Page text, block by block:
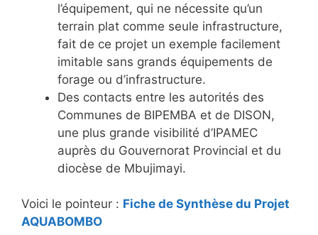
l’équipement, qui ne nécessite qu’un
terrain plat comme seule infrastructure,
fait de ce projet un exemple facilement
imitable sans grands équipements de
forage ou d’infrastructure.
Des contacts entre les autorités des
Communes de BIPEMBA et de DISON,
une plus grande visibilité d’IPAMEC
auprès du Gouvernorat Provincial et du
diocèse de Mbujimayi.
Voici le pointeur : Fiche de Synthèse du Projet
AQUABOMBO